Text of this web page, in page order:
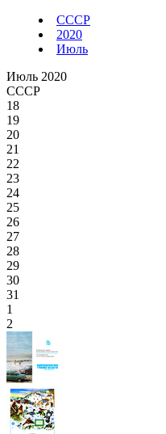
СССР
2020
Июль
Июль 2020
СССР
18
19
20
21
22
23
24
25
26
27
28
29
30
31
1
2